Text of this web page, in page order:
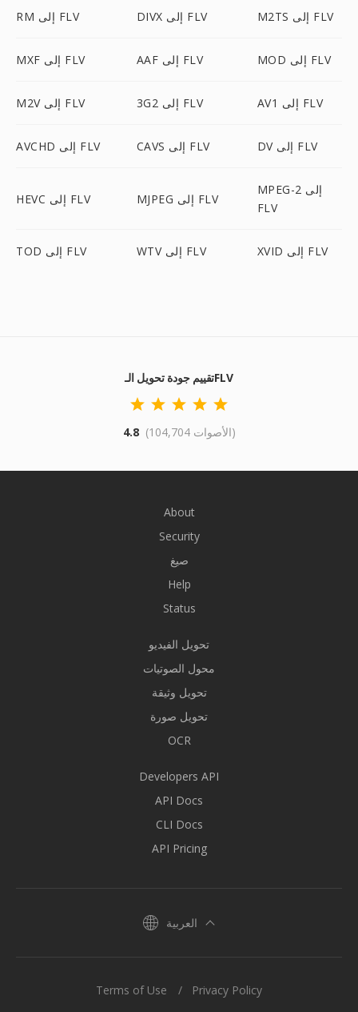
RM إلى FLV DIVX إلى FLV M2TS إلى FLV
MXF إلى FLV AAF إلى FLV MOD إلى FLV
M2V إلى FLV 3G2 إلى FLV AV1 إلى FLV
AVCHD إلى FLV CAVS إلى FLV DV إلى FLV
HEVC إلى FLV MJPEG إلى FLV
MPEG-2 إلى
FLV
TOD إلى FLV WTV إلى FLV XVID إلى FLV
تقييم جودة تحويل الـFLV
4.8 (104,704 الأصوات)
About
Security
صيغ
Help
Status
تحويل الفيديو
محول الصوتيات
تحويل وثيقة
تحويل صورة
OCR
Developers API
API Docs
CLI Docs
API Pricing
العربية
Terms of Use Privacy Policy